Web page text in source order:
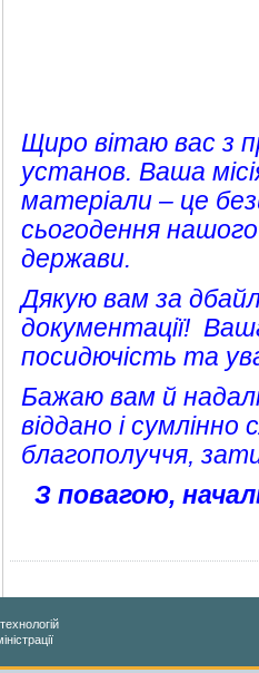
Щиро вітаю вас з
установ. Ваша
матеріали – це
сьогодення
держави.
Дякую вам за
документації!
посидючість та
Бажаю вам й надалі
віддано і сумлінно
благополуччя,
З повагою,